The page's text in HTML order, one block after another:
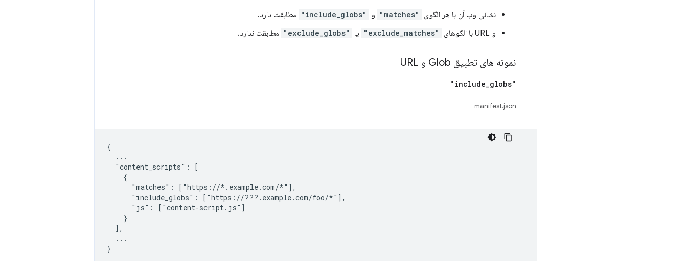
نشانی وب آن با هر الگوی "matches" و "include_globs"
مطابقت دارد.
و URL با الگوهای
"exclude_matches" یا "exclude_globs" مطابقت ندارد.
نمونه های تطبیق Glob و URL
"include
_globs"
manifest.json
{
  ...
  "content_scripts": [
    {
      "matches": ["https://*.example.com/*"],
      "include_globs": ["https://???.example.com/foo/*"],
      "js": ["content-script.js"]
    }
  ],
  ...